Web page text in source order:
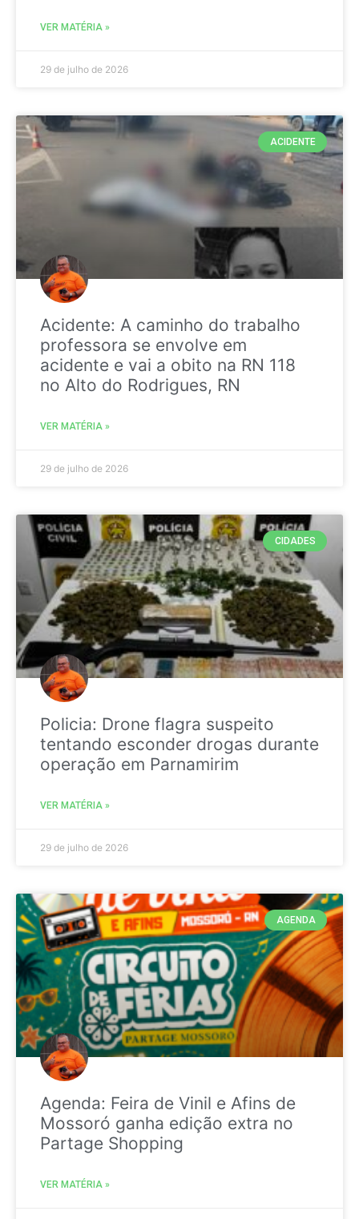
VER MATÉRIA »
29 de julho de 2026
ACIDENTE
Acidente: A caminho do trabalho
professora se envolve em
acidente e vai a obito na RN 118
no Alto do Rodrigues, RN
VER MATÉRIA »
29 de julho de 2026
CIDADES
Policia: Drone flagra suspeito
tentando esconder drogas durante
operação em Parnamirim
VER MATÉRIA »
29 de julho de 2026
AGENDA
Agenda: Feira de Vinil e Afins de
Mossoró ganha edição extra no
Partage Shopping
VER MATÉRIA »